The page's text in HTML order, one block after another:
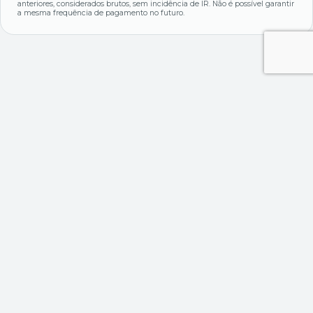
anteriores, considerados brutos, sem incidência de IR. Não é possível garantir
a mesma frequência de pagamento no futuro.